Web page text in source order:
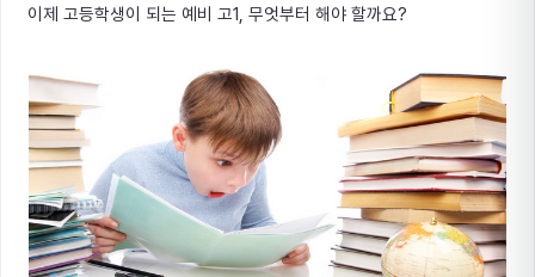
이제 고등학생이 되는 예비 고1, 무엇부터 해야 할까요?